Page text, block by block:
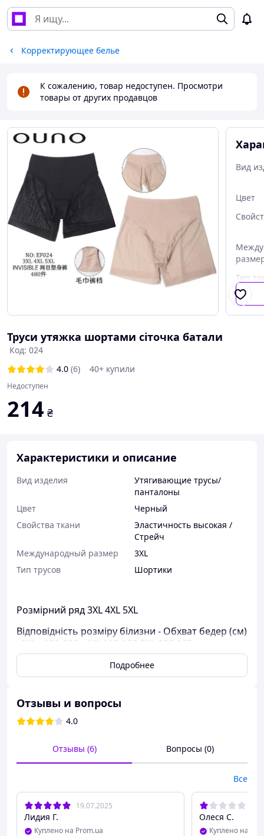
Корректирующее белье
К сожалению, товар недоступен. Просмотри
товары от других продавцов
Вид
Цвет
Тип
Труси утяжка шортами сіточка батали
Код: 024
4.0 (6) 40+ купили
Недоступен
214 ₴
Характеристики и описание
Вид изделия
Утягивающие трусы/
панталоны
Цвет
Черный
Свойства ткани
Эластичность высокая /
Стрейч
Международный размер
3XL
Тип трусов
Шортики
Розмірний ряд 3XL 4XL 5XL
Відповідність розміру білизни - Обхват бедер (см)
: 3XL 120-125 . 4XL 125-130 5XL 130-135
Висота виробу 32 см.
Кольор ЧОРНИЙ
Зверху фіксується силіконовою стрічкою.
Подробнее
Отзывы и вопросы
4.0
Отзывы (6) Вопросы (0)
Все
19.07.2025
Лидия Г.
Куплено на Prom.ua
Олеся С.
Куплено на